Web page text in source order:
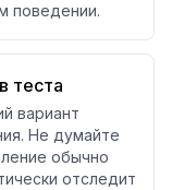
поведении.
теста
вариант
Не думайте
обычно
отследит